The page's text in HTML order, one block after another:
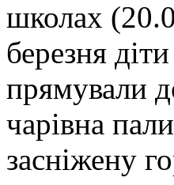
школах
березня
прямували
чарівна
засніжену